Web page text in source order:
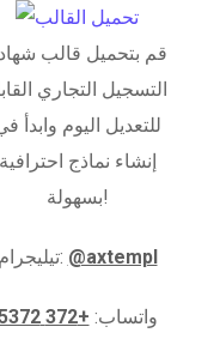
قم بتحميل قالب
التسجيل التجاري
للتعديل اليوم وابدأ
إنشاء نماذج احترافية
بسهولة!
تيليجرام: @axtempl
واتساب:
5372